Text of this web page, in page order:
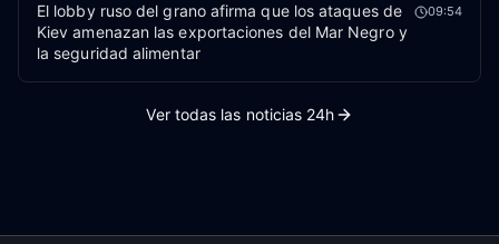
El lobby ruso del grano afirma que los ataques de
Kiev amenazan las exportaciones del Mar Negro y
la seguridad alimentar
09:54
Ver todas las noticias 24h